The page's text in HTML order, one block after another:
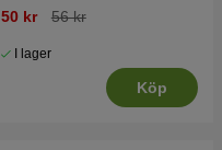
50 kr 56 kr
I lager
Köp